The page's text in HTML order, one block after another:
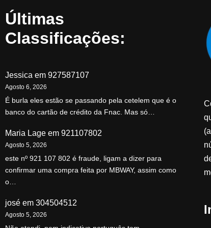
Últimas
Classificações:
Jessica em 927587107
Agosto 6, 2026
É burla eles estão se passando pela cetelem que é o
banco do cartão de crédito da Fnac. Mas só…
Maria Lage em 921107802
Agosto 5, 2026
este nº 921 107 802 é fraude, ligam a dizer para
confirmar uma compra feita por MBWAY, assim como
o…
josé em 304504512
Agosto 5, 2026